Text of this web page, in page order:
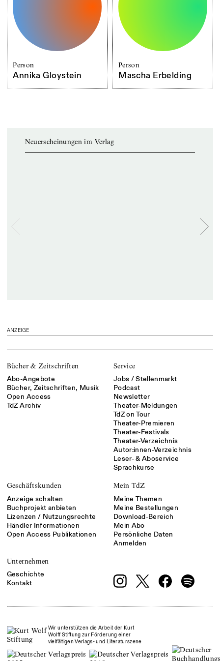
Person
Annika Gloystein
Person
Mascha Erbelding
Neuerscheinungen im Verlag
ANZEIGE
Bücher & Zeitschriften
Abo-Angebote
Bücher, Zeitschriften, Musik
Open Access
TdZ Archiv
Service
Jobs / Stellenmarkt
Podcast
Newsletter
Theater-Meldungen
TdZ on Tour
Theater-Premieren
Theater-Festivals
Theater-Verzeichnis
Autor:innen-Verzeichnis
Leser- & Aboservice
Sprachkurse
Geschäftskunden
Anzeige schalten
Buchprojekt anbieten
Lizenzen / Nutzungsrechte
Händler Informationen
Open Access Publikationen
Mein TdZ
Meine Themen
Meine Bestellungen
Download-Bereich
Mein Abo
Persönliche Daten
Anmelden
Unternehmen
Geschichte
Kontakt
Wir unterstützen die Arbeit der Kurt
Wolff Stiftung zur Förderung einer
vielfältigen Verlags- und Literaturszene